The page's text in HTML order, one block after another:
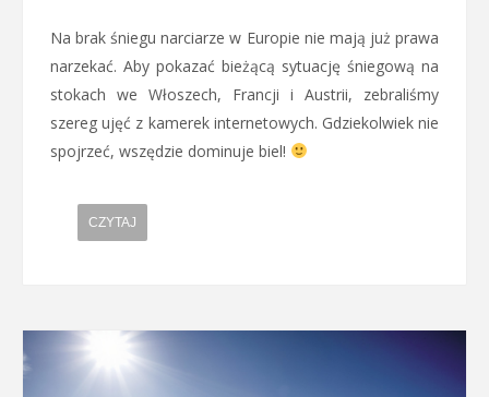
Na brak śniegu narciarze w Europie nie mają już prawa
narzekać. Aby pokazać bieżącą sytuację śniegową na
stokach we Włoszech, Francji i Austrii, zebraliśmy
szereg ujęć z kamerek internetowych. Gdziekolwiek nie
spojrzeć, wszędzie dominuje biel!
CZYTAJ